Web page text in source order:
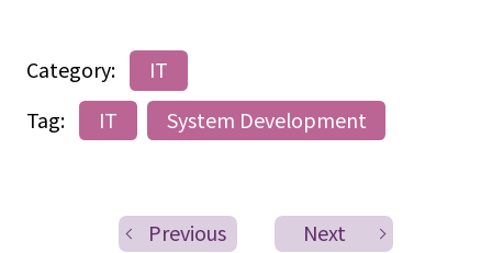
Category:
IT
Tag:
IT System Development
Previous Next